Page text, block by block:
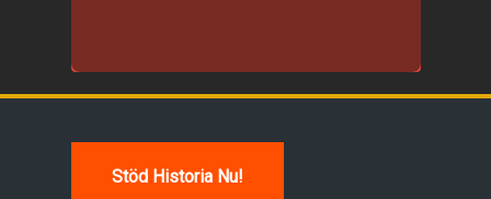
Stöd Historia Nu!